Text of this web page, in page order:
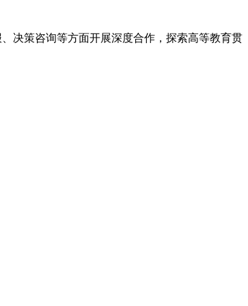
决策咨询等方面开展深度合作，探索高等教育贯